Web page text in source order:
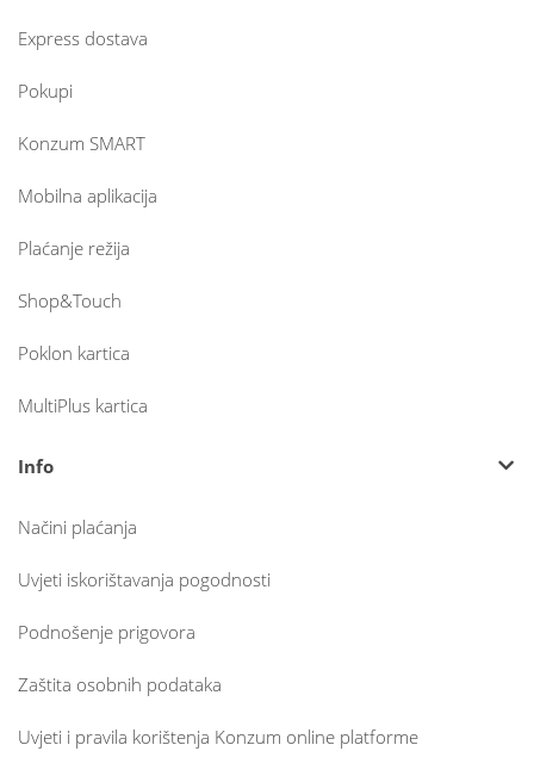
Express dostava
Pokupi
Konzum SMART
Mobilna aplikacija
Plaćanje režija
Shop&Touch
Poklon kartica
MultiPlus kartica
Info
Načini plaćanja
Uvjeti iskorištavanja pogodnosti
Podnošenje prigovora
Zaštita osobnih podataka
Uvjeti i pravila korištenja Konzum online platforme